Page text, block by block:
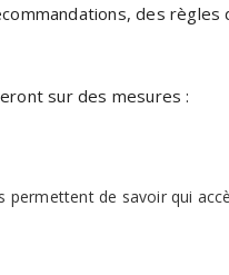
des règles
sur des mesures :
de savoir qui